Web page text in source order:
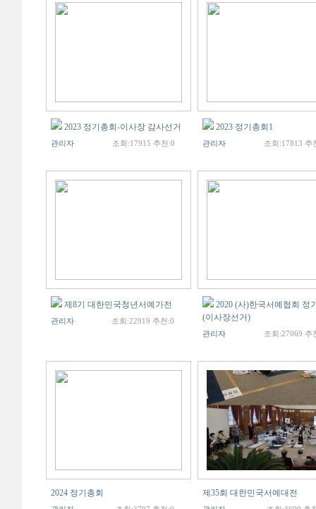
2023 정기총회-이사장 감사선거
관리자 조회:17915 추천:0
2023 정기총회1
관리자 조회:17813 추
제8기 대한민국청년서예가전
관리자 조회:22919 추천:0
2020 (사)한국서예협회 정
(이사장선거)
관리자 조회:27069 추
2024 정기총회 제35회 대한민국서예대전